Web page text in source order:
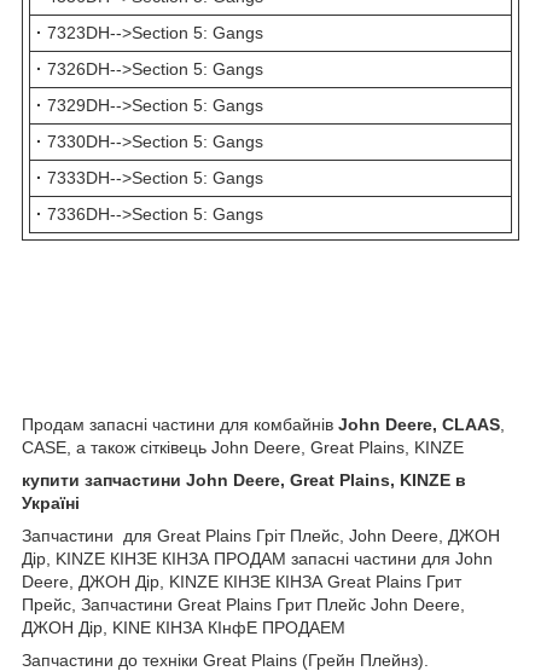
· 7323DH-->Section 5: Gangs
· 7326DH-->Section 5: Gangs
· 7329DH-->Section 5: Gangs
· 7330DH-->Section 5: Gangs
· 7333DH-->Section 5: Gangs
· 7336DH-->Section 5: Gangs
Продам запасні частини для комбайнів John Deere, CLAAS
CASE, а також сітківець John Deere, Great Plains, KINZE
купити запчастини John Deere, Great Plains, KINZE в
Україні
Запчастини для Great Plains Гріт Плейс, John Deere, ДЖОН
Дір, KINZE КІНЗЕ КІНЗА ПРОДАМ запасні частини для John
Deere, ДЖОН Дір, KINZE КІНЗЕ КІНЗА Great Plains Грит
Прейс, Запчастини Great Plains Грит Плейс John Deere,
ДЖОН Дір, KINE КІНЗА КІнфЕ ПРОДАЕМ
Запчастини до техніки Great Plains (Грейн Плейнз).